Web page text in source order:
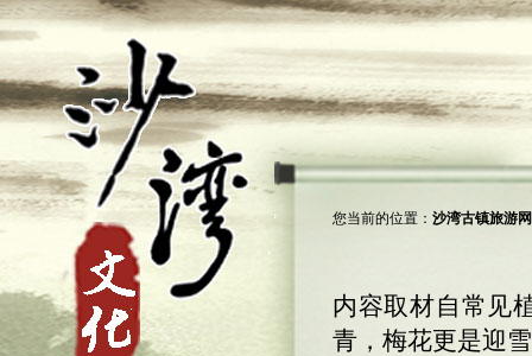
您当前的位置： 沙湾古镇旅游
内容取材自常见
青，梅花更是迎